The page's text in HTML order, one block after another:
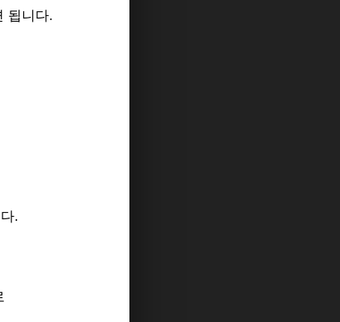
됩니다.
.